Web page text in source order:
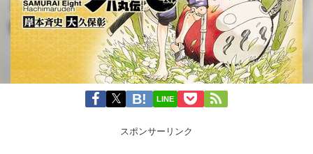
LINE
スポンサーリンク